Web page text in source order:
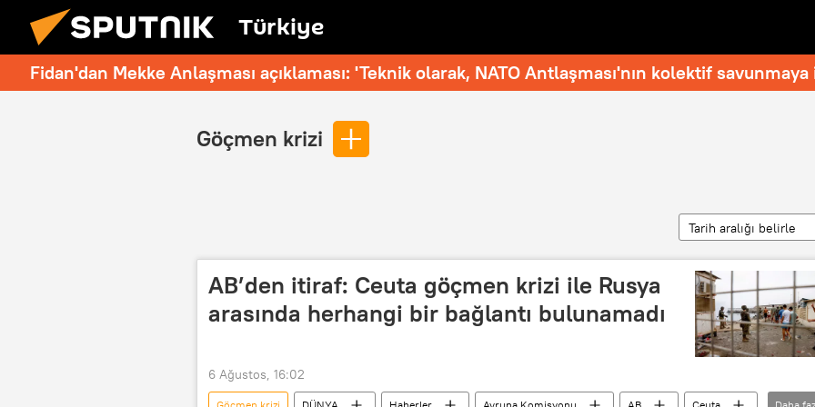
Türkiye
Fidan'dan Mekke Anlaşması açıklaması: 'Teknik olarak, NATO Antlaşması'nın kolektif
Göçmen krizi
Tarih aralığı belirle
AB’den itiraf: Ceuta göçmen krizi ile Rusya
arasında herhangi bir bağlantı bulunamadı
6 Ağustos, 16:02